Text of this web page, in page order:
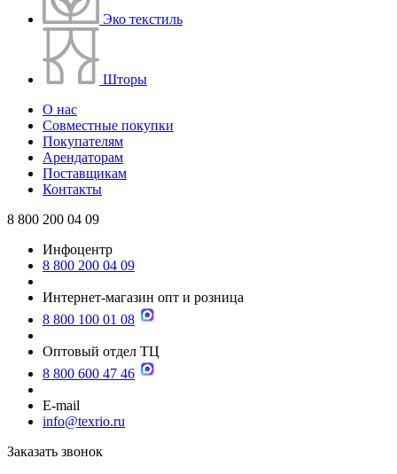
Эко текстиль
Шторы
О нас
Совместные покупки
Покупателям
Арендаторам
Поставщикам
Контакты
8 800 200 04 09
Инфоцентр
8 800 200 04 09
Интернет-магазин опт и розница
8 800 100 01 08
Оптовый отдел ТЦ
8 800 600 47 46
E-mail
info@texrio.ru
Заказать звонок